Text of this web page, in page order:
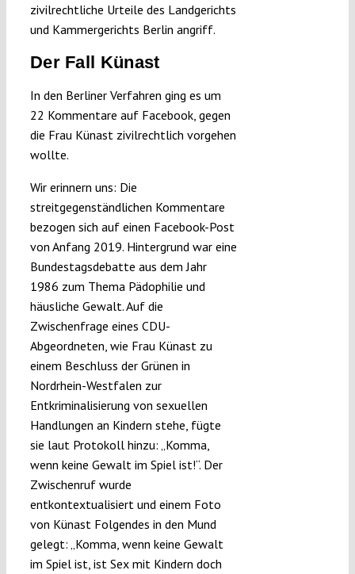
zivilrechtliche Urteile des Landgerichts
und Kammergerichts Berlin angriff.
Der Fall Künast
In den Berliner Verfahren ging es um
22 Kommentare auf Facebook, gegen
die Frau Künast zivilrechtlich vorgehen
wollte.
Wir erinnern uns: Die
streitgegenständlichen Kommentare
bezogen sich auf einen Facebook-Post
von Anfang 2019. Hintergrund war eine
Bundestagsdebatte aus dem Jahr
1986 zum Thema Pädophilie und
häusliche Gewalt. Auf die
Zwischenfrage eines CDU-
Abgeordneten, wie Frau Künast zu
einem Beschluss der Grünen in
Nordrhein-Westfalen zur
Entkriminalisierung von sexuellen
Handlungen an Kindern stehe, fügte
sie laut Protokoll hinzu: „Komma,
wenn keine Gewalt im Spiel ist!“. Der
Zwischenruf wurde
entkontextualisiert und einem Foto
von Künast Folgendes in den Mund
gelegt: „Komma, wenn keine Gewalt
im Spiel ist, ist Sex mit Kindern doch